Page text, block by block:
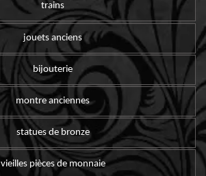
trains
jouets anciens
bijouterie
montre anciennes
statues de bronze
vieilles pièces de monnaie